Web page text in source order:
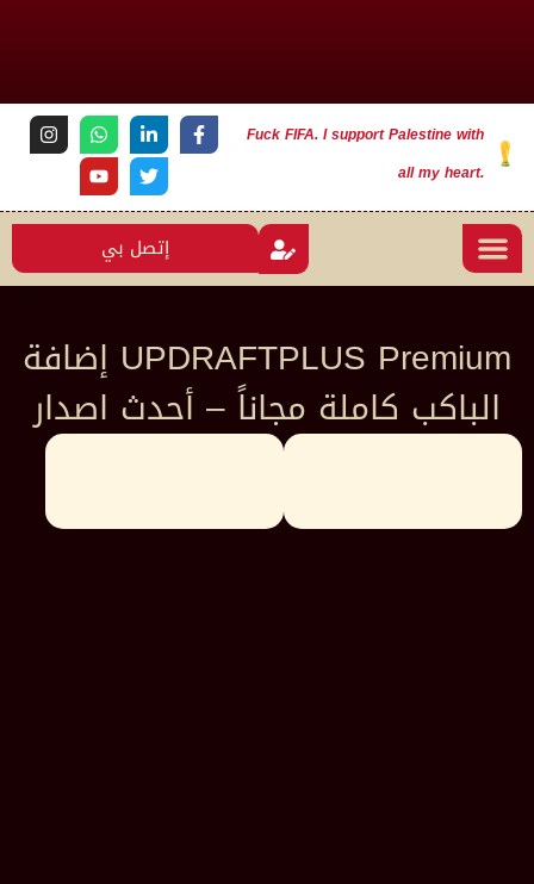
Fuck FIFA. I support Palestine with
all my heart.
إتصل بي
UPDRAFTPLUS Premium إضافة
الباكب كاملة مجاناً – أحدث اصدار